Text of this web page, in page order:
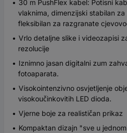
30 m PushFlex kabel: Potisni
vlaknima, dimenzijski stabilan
fleksibilan za razgranate
Vrlo detaljne slike i videozapisi
rezolucije
Iznimno jasan digitalni zum
fotoaparata.
Visokointenzivno osvjetljenje
visokoučinkovitih LED dioda.
Vjerne boje za realističan prikaz
Kompaktan dizajn "sve u